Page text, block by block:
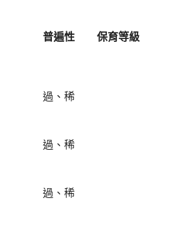
普遍性 保育等級
過、稀
過、稀
過、稀